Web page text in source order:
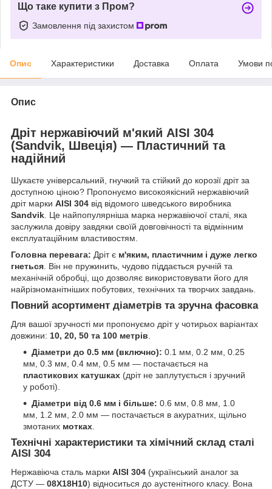
Що таке купити з Пром?
Замовлення під захистом
Опис Характеристики Доставка Оплата Умови
Опис
Дріт нержавіючий м'який AISI 304
(Sandvik, Швеція) — Пластичний та
надійний
Шукаєте універсальний, гнучкий та стійкий до корозії дріт за
доступною ціною? Пропонуємо високоякісний нержавіючий
дріт марки AISI 304 від відомого шведського виробника
Sandvik . Це найпопулярніша марка нержавіючої сталі, яка
заслужила довіру завдяки своїй довговічності та відмінним
експлуатаційним властивостям.
Головна перевага: Дріт є м'яким, пластичним і дуже легко
гнеться . Він не пружинить, чудово піддається ручній та
механічній обробці, що дозволяє використовувати його для
найрізноманітніших побутових, технічних та творчих завдань.
Повний асортимент діаметрів та зручна фасовка
Для вашої зручності ми пропонуємо дріт у чотирьох варіантах
довжини: 10, 20, 50 та 100 метрів
Діаметри до 0.5 мм (включно): 0.1 мм, 0.2 мм, 0.25
мм, 0.3 мм, 0.4 мм, 0.5 мм — постачається на
пластикових катушках (дріт не заплутується і зручний
у роботі).
Діаметри від 0.6 мм і більше: 0.6 мм, 0.8 мм, 1.0
мм, 1.2 мм, 2.0 мм — постачається в акуратних, щільно
змотаних мотках
Технічні характеристики та хімічний склад сталі
AISI 304
Нержавіюча сталь марки AISI 304 (український аналог за
ДСТУ — 08Х18Н10) відноситься до аустенітного класу. Вона